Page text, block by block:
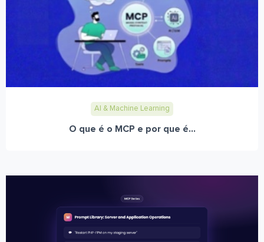
AI & Machine Learning
O que é o MCP e por que é...